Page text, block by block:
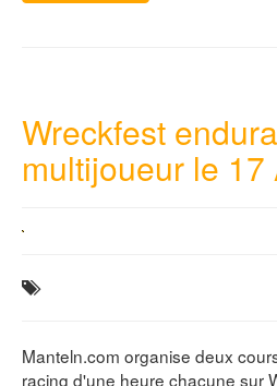
Wreckfest
multijoueur le 17
Manteln.com organise deux
racing d'une heure chacune sur